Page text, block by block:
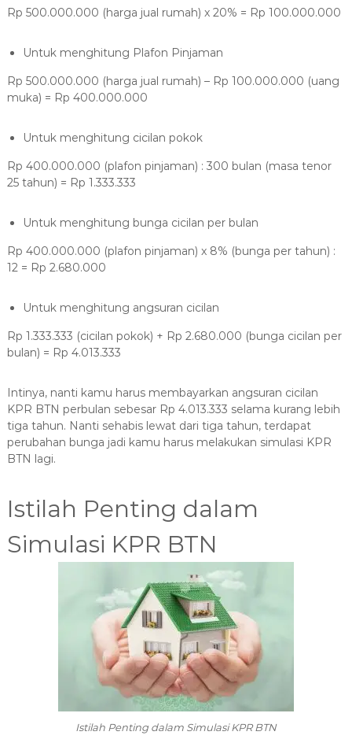
Rp 500.000.000 (harga jual rumah) x 20% = Rp 100.000.000
Untuk menghitung Plafon Pinjaman
Rp 500.000.000 (harga jual rumah) – Rp 100.000.000 (uang
muka) = Rp 400.000.000
Untuk menghitung cicilan pokok
Rp 400.000.000 (plafon pinjaman) : 300 bulan (masa tenor
25 tahun) = Rp 1.333.333
Untuk menghitung bunga cicilan per bulan
Rp 400.000.000 (plafon pinjaman) x 8% (bunga per tahun) :
12 = Rp 2.680.000
Untuk menghitung angsuran cicilan
Rp 1.333.333 (cicilan pokok) + Rp 2.680.000 (bunga cicilan per
bulan) = Rp 4.013.333
Intinya, nanti kamu harus membayarkan angsuran cicilan
KPR BTN perbulan sebesar Rp 4.013.333 selama kurang lebih
tiga tahun. Nanti sehabis lewat dari tiga tahun, terdapat
perubahan bunga jadi kamu harus melakukan simulasi KPR
BTN lagi.
Istilah Penting dalam
Simulasi KPR BTN
Istilah Penting dalam Simulasi KPR BTN